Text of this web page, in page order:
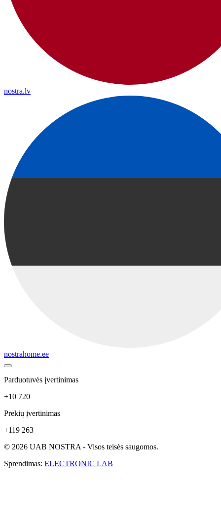
nostra.lv
nostrahome.ee
Parduotuvės įvertinimas
+10 720
Prekių įvertinimas
+119 263
© 2026 UAB NOSTRA - Visos teisės saugomos.
Sprendimas: ELECTRONIC LAB